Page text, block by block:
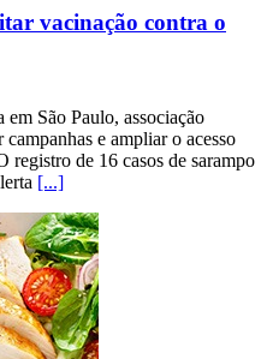
vacinação contra o
em São Paulo, associação
e ampliar o acesso
registro de 16 casos de sarampo
[...]